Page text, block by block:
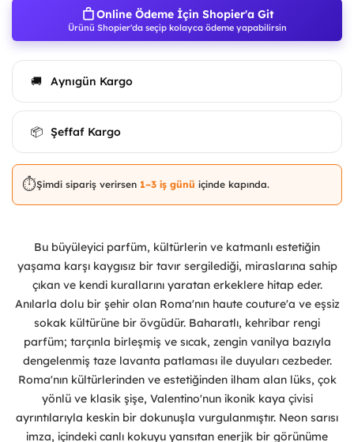
Online Ödeme İçin Shopier'a Git
Ürünü Shopier'da seçip kolayca ödeme yapabilirsin
🚚 Aynıgün Kargo
📦 Şeffaf Kargo
⏱️Şimdi sipariş verirsen 1–3 iş günü içinde kapında.
Bu büyüleyici parfüm, kültürlerin ve katmanlı estetiğin
yaşama karşı kaygısız bir tavır sergilediği, miraslarına sahip
çıkan ve kendi kurallarını yaratan erkeklere hitap eder.
Anılarla dolu bir şehir olan Roma'nın haute couture'a ve eşsiz
sokak kültürüne bir övgüdür. Baharatlı, kehribar rengi
parfüm; tarçınla birleşmiş ve sıcak, zengin vanilya bazıyla
dengelenmiş taze lavanta patlaması ile duyuları cezbeder.
Roma'nın kültürlerinden ve estetiğinden ilham alan lüks, çok
yönlü ve klasik şişe, Valentino'nun ikonik kaya çivisi
ayrıntılarıyla keskin bir dokunuşla vurgulanmıştır. Neon sarısı
imza, içindeki canlı kokuyu yansıtan enerjik bir görünüme